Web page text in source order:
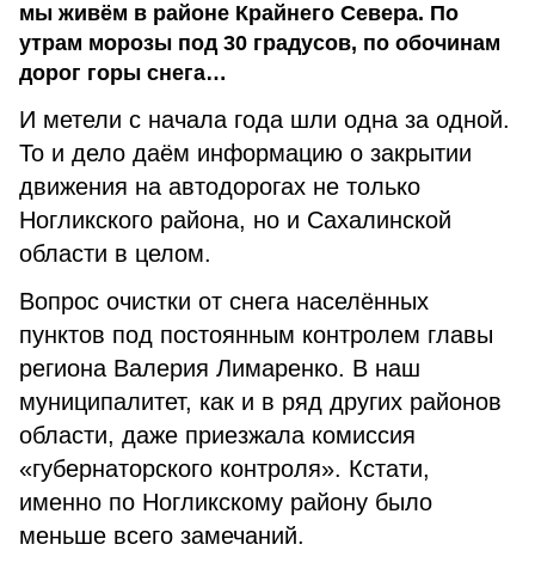
мы живём в районе Крайнего Севера. По
утрам морозы под 30 градусов, по обочинам
дорог горы снега…
И метели с начала года шли одна за одной.
То и дело даём информацию о закрытии
движения на автодорогах не только
Ногликского района, но и Сахалинской
области в целом.
Вопрос очистки от снега населённых
пунктов под постоянным контролем главы
региона Валерия Лимаренко. В наш
муниципалитет, как и в ряд других районов
области, даже приезжала комиссия
«губернаторского контроля». Кстати,
именно по Ногликскому району было
меньше всего замечаний.